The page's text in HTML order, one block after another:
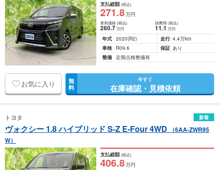
支払総額(税込)
271.8万円
車両価格(税込)
260.7万円
諸費用 (税込)
11.1 万円
年式 2020(R2) 走行 4.4万km
車検
R09.6 保証 あり
整備 定期点検整備有
お気に入り 無
料
今すぐ
在庫確認・見積依頼
トヨタ 新着
ヴォクシー 1.8 ハイブリッド S-Z E-Four 4WD
（6AA-ZWR95
W）
支払総額(税込)
406.8万円